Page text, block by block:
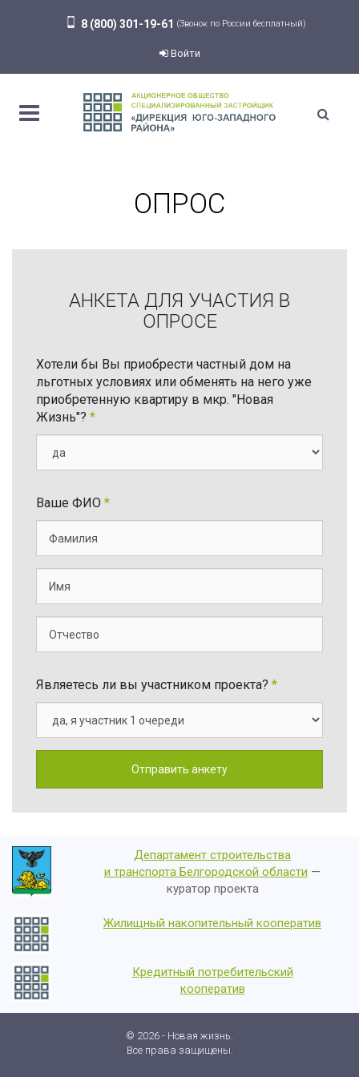
8 (800) 301-19-61 (Звонок по России бесплатный)
Войти
ОПРОС
АНКЕТА ДЛЯ УЧАСТИЯ В
ОПРОСЕ
Хотели бы Вы приобрести частный дом на
льготных условиях или обменять на него уже
приобретенную квартиру в мкр. "Новая
Жизнь"? *
Ваше ФИО *
Являетесь ли вы участником проекта? *
Департамент строительства
и транспорта Белгородской области —
куратор проекта
Жилищный накопительный кооператив
Кредитный потребительский
кооператив
© 2026 - Новая жизнь.
Все права защищены.